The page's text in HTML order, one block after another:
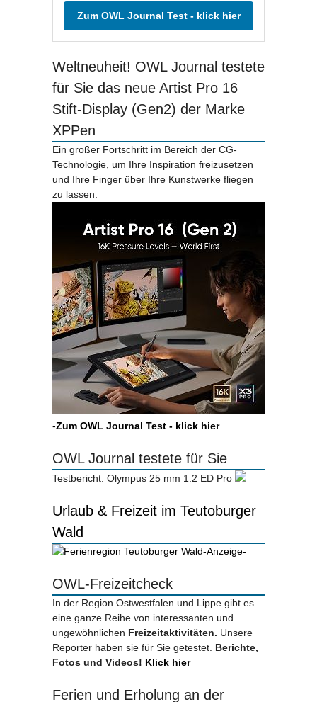
Zum OWL Journal Test - klick hier
Weltneuheit! OWL Journal testete
für Sie das neue Artist Pro 16
Stift-Display (Gen2) der Marke
XPPen
Ein großer Fortschritt im Bereich der CG-
Technologie, um Ihre Inspiration freizusetzen
und Ihre Finger über Ihre Kunstwerke fliegen
zu lassen.
-Zum OWL Journal Test - klick hier
OWL Journal testete für Sie
Testbericht: Olympus 25 mm 1.2 ED Pro
Urlaub & Freizeit im Teutoburger
Wald
-Anzeige-
OWL-Freizeitcheck
In der Region Ostwestfalen und Lippe gibt es
eine ganze Reihe von interessanten und
ungewöhnlichen Freizeitaktivitäten. Unsere
Reporter haben sie für Sie getestet. Berichte,
Fotos und Videos! Klick hier
Ferien und Erholung an der